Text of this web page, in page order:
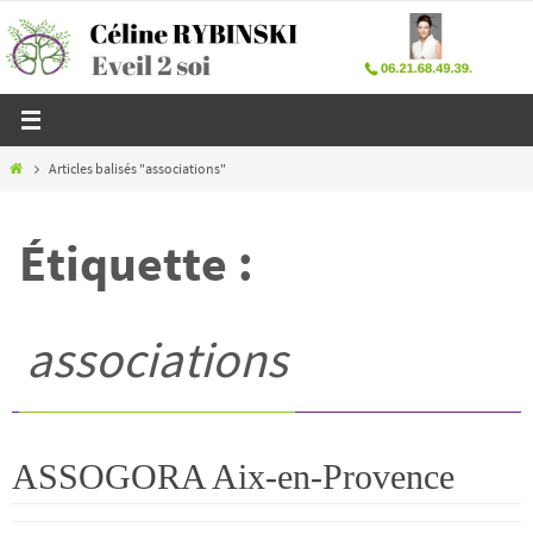
Passer
vers
contenu
HomeArticles balisés "associations"
Étiquette :
associations
ASSOGORA Aix-en-Provence